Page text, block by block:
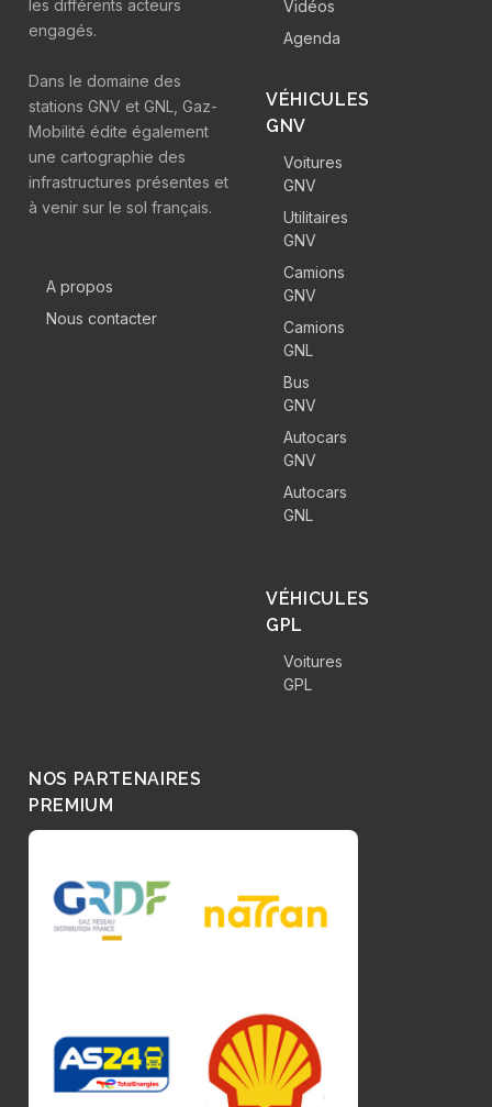
les différents acteurs
engagés.
Dans le domaine des
stations GNV et GNL, Gaz-
Mobilité édite également
une cartographie des
infrastructures présentes et
à venir sur le sol français.
A propos
Nous contacter
Vidéos
Agenda
VÉHICULES
GNV
Voitures
GNV
Utilitaires
GNV
Camions
GNV
Camions
GNL
Bus
GNV
Autocars
GNV
Autocars
GNL
VÉHICULES
GPL
Voitures
GPL
NOS PARTENAIRES
PREMIUM